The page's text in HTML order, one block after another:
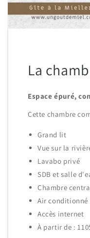
La
Espace épuré,
Cette chambre
Grand lit
Vue sur la
Lavabo privé
SDB et salle
Chambre
Air conditionné
Accès internet
À partir de :